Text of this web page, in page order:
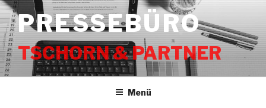
Zum
Inhalt
springenPRESSEBÜRO
TSCHORN & PARTNER
Menü